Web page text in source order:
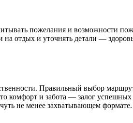
пожелания и возможности
на отдых и уточнять детали —
Правильный выбор
комфорт и забота — залог
не менее захватывающем